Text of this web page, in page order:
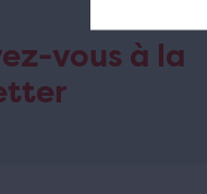
vous à la